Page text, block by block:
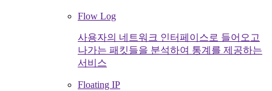
Flow Log
사용자의 네트워크 인터페이스로 들어오고
나가는 패킷들을 분석하여 통계를 제공하는
서비스
Floating IP